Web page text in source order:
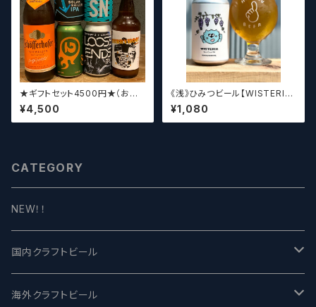
★ギフトセット4500円★（お好
みに合わせて5〜6本チョイスさ
せていただきます）【クラフトビー
ル】
¥4,500
《浅》ひみつビール【WISTERIA】
／ ウィステリア
¥1,080
CATEGORY
NEW！！
国内クラフトビール
UCHU BREWING -うちゅうブルーイング
海外クラフトビール